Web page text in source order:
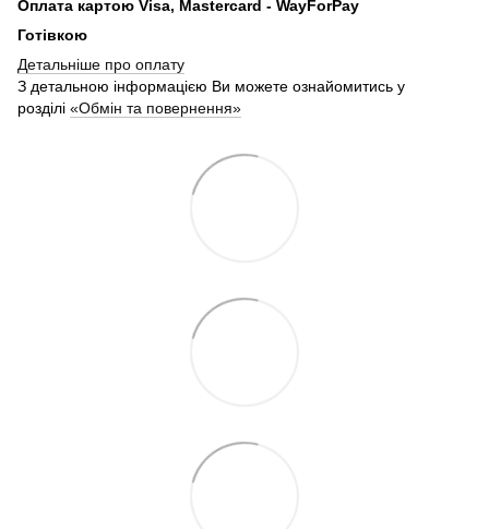
Оплата картою Visa, Mastercard - WayForPay
Готівкою
Детальніше про оплату
З детальною інформацією Ви можете ознайомитись у
розділі «Обмін та повернення»